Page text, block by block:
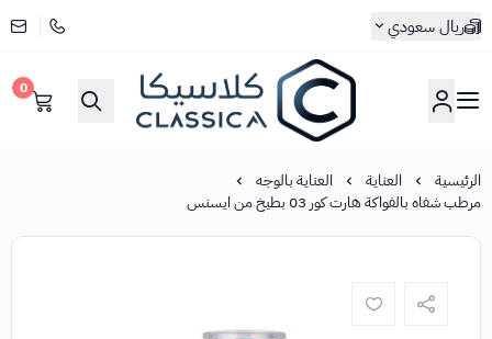
ريال سعودي
كلاسيكا
0
الرئيسية العناية
العناية بالوجه
مرطب شفاه بالفواكة هارت كور 03 بطيخ من ايسنس